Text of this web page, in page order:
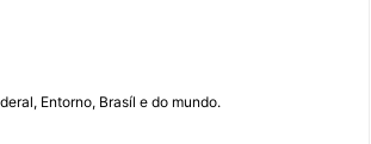
Entorno, Brasíl e do mundo.